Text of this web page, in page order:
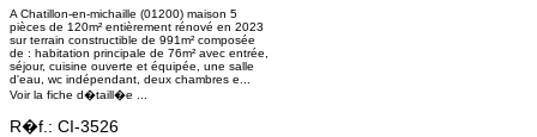
A Chatillon-en-michaille (01200) maison 5
pièces de 120m² entièrement rénové en 2023
sur terrain constructible de 991m² composée
de : habitation principale de 76m² avec entrée,
séjour, cuisine ouverte et équipée, une salle
d'eau, wc indépendant, deux chambres e...
Voir la fiche d�taill�e ...
R�f.: CI-3526